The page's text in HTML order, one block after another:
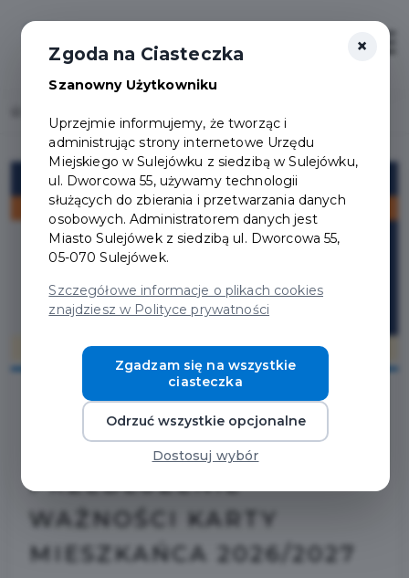
2026-04-02
PRZEDŁUŻENIE
WAŻNOŚCI KARTY
MIESZKAŃCA 2026/2027
×
Zgoda na Ciasteczka
Szanowny Użytkowniku
Uprzejmie informujemy, że tworząc i
administrując strony internetowe Urzędu
Miejskiego w Sulejówku z siedzibą w Sulejówku,
ul. Dworcowa 55, używamy technologii
służących do zbierania i przetwarzania danych
osobowych. Administratorem danych jest
Miasto Sulejówek z siedzibą ul. Dworcowa 55,
05-070 Sulejówek.
Szczegółowe informacje o plikach cookies
znajdziesz w Polityce prywatności
Zgadzam się na wszystkie
ciasteczka
Odrzuć wszystkie opcjonalne
Dostosuj wybór